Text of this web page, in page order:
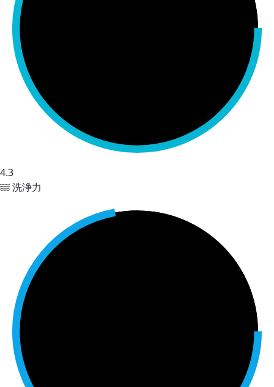
4.3
洗浄力